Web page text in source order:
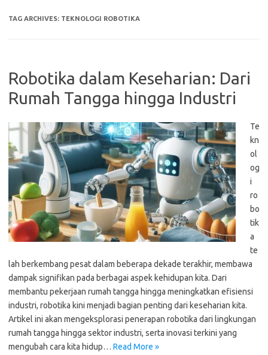
TAG ARCHIVES: TEKNOLOGI ROBOTIKA
Robotika dalam Keseharian: Dari
Rumah Tangga hingga Industri
Te
kn
ol
og
i
ro
bo
tik
a
te
lah berkembang pesat dalam beberapa dekade terakhir, membawa
dampak signifikan pada berbagai aspek kehidupan kita. Dari
membantu pekerjaan rumah tangga hingga meningkatkan efisiensi
industri, robotika kini menjadi bagian penting dari keseharian kita.
Artikel ini akan mengeksplorasi penerapan robotika dari lingkungan
rumah tangga hingga sektor industri, serta inovasi terkini yang
mengubah cara kita hidup… Read More »